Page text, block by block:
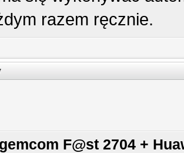
razem ręcznie.
F@st 2704 +